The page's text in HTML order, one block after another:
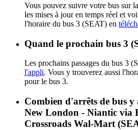
Vous pouvez suivre votre bus sur
les mises à jour en temps réel et
l'horaire du bus 3 (SEAT) en
Quand le prochain bus 3
Les prochains passages du bus 3
l'appli. Vous y trouverez aussi
pour le bus 3.
Combien d'arrêts de bus
New London - Niantic via
Crossroads Wal-Mart